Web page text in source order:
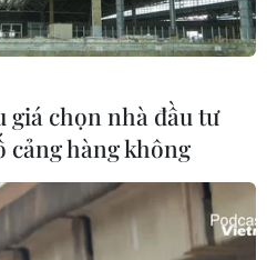
giá chọn nhà đầu tư
hàng không